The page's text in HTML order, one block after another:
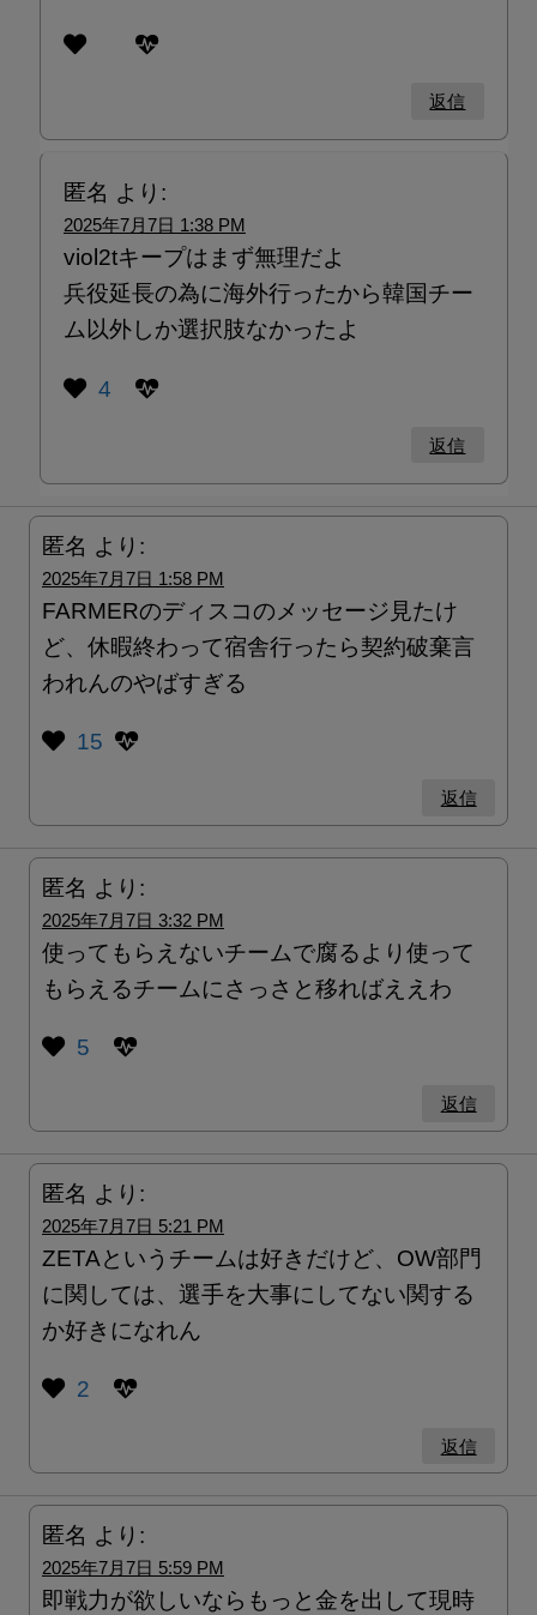
返信
匿名 より:
2025年7月7日 1:38 PM
viol2tキープはまず無理だよ
兵役延長の為に海外行ったから韓国チー
ム以外しか選択肢なかったよ
4
返信
匿名 より:
2025年7月7日 1:58 PM
FARMERのディスコのメッセージ見たけ
ど、休暇終わって宿舎行ったら契約破棄言
われんのやばすぎる
15
返信
匿名 より:
2025年7月7日 3:32 PM
使ってもらえないチームで腐るより使って
もらえるチームにさっさと移ればええわ
5
返信
匿名 より:
2025年7月7日 5:21 PM
ZETAというチームは好きだけど、OW部門
に関しては、選手を大事にしてない関する
か好きになれん
2
返信
匿名 より:
2025年7月7日 5:59 PM
即戦力が欲しいならもっと金を出して現時